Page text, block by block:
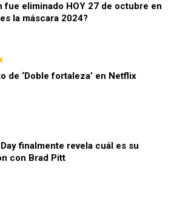
fue eliminado HOY 27 de octubre en
la máscara 2024?
de ‘Doble fortaleza’ en Netflix
finalmente revela cuál es su
con Brad Pitt